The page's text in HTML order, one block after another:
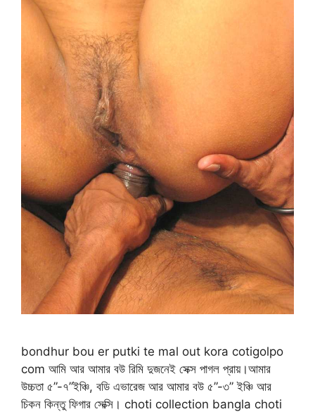
bondhur bou er putki te mal out kora cotigolpo
com আমি আর আমার বউ রিমি দুজনেই সেক্স পাগল প্রায়।আমার
উচ্চতা ৫”-৭”ইঞ্চি, বডি এভারেজ আর আমার বউ ৫”-৩” ইঞ্চি আর
চিকন কিন্তু ফিগার সেক্সি। choti collection bangla choti